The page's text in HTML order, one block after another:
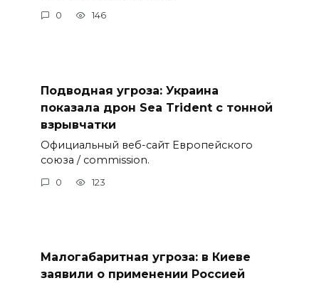
0 146
Подводная угроза: Украина
показала дрон Sea Trident с тонной
взрывчатки
Официальный веб-сайт Европейского
союза / commission.
0 123
Малогабаритная угроза: в Киеве
заявили о применении Россией